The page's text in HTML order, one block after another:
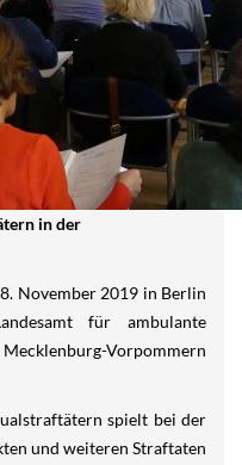
in der
November 2019 in Berlin
für ambulante
Vorpommern
spielt bei der
und weiteren Straftaten